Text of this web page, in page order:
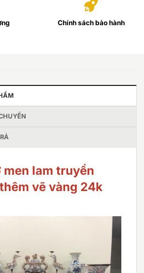
Chính sách bảo hành
men lam truyền
vẽ vàng 24k